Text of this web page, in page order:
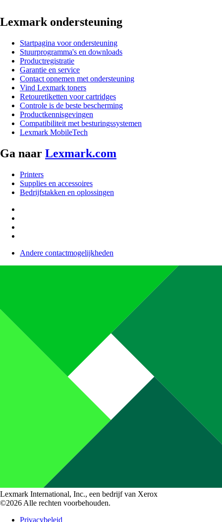
Lexmark ondersteuning
Startpagina voor ondersteuning
Stuurprogramma's en downloads
Productregistratie
Garantie en service
Contact opnemen met ondersteuning
Vind Lexmark toners
Retouretiketten voor cartridges
Controle is de beste bescherming
Productkennisgevingen
Compatibiliteit met besturingssystemen
Lexmark MobileTech
Ga naar Lexmark.com
Printers
Supplies en accessoires
Bedrijfstakken en oplossingen
Andere contactmogelijkheden
Lexmark International, Inc., een bedrijf van Xerox
©2026 Alle rechten voorbehouden.
Privacybeleid